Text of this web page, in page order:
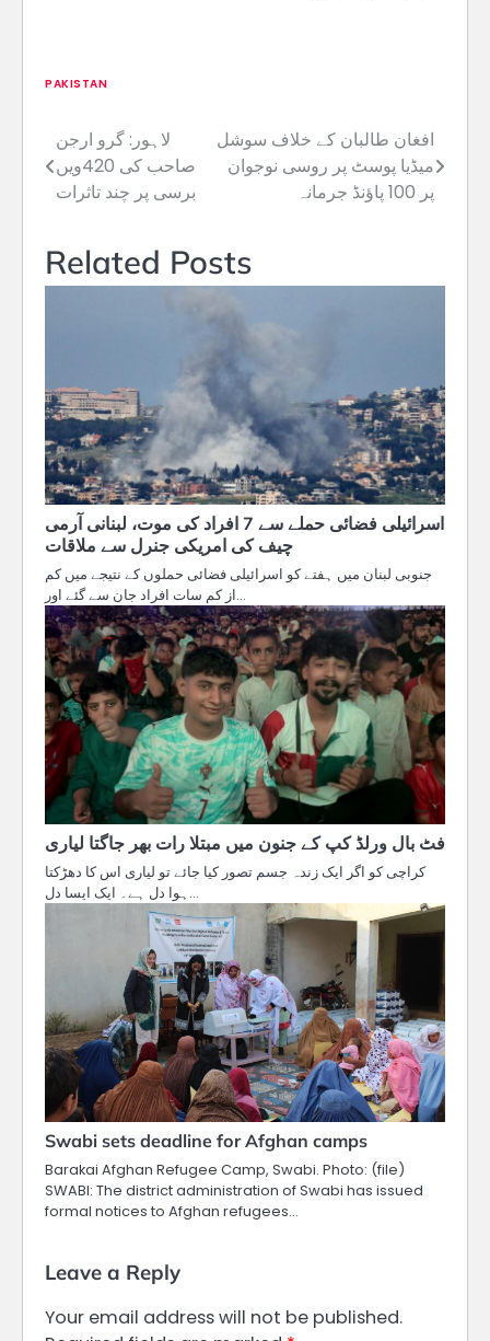
PAKISTAN
Post
navigation
لاہور: گرو ارجن
صاحب کی 420ویں
برسی پر چند تاثرات
افغان طالبان کے خلاف سوشل
میڈیا پوسٹ پر روسی نوجوان
پر 100 پاؤنڈ جرمانہ
Related Posts
اسرائیلی فضائی حملے سے 7 افراد کی موت، لبنانی آرمی
چیف کی امریکی جنرل سے ملاقات
جنوبی لبنان میں ہفتے کو اسرائیلی فضائی حملوں کے نتیجے میں کم
از کم سات افراد جان سے گئے اور…
فٹ بال ورلڈ کپ کے جنون میں مبتلا رات بھر جاگتا لیاری
کراچی کو اگر ایک زندہ جسم تصور کیا جائے تو لیاری اس کا دھڑکتا
ہوا دل ہے۔ ایک ایسا دل…
Swabi sets deadline for Afghan camps
Barakai Afghan Refugee Camp, Swabi. Photo: (file)
SWABI: The district administration of Swabi has issued
formal notices to Afghan refugees…
Leave a Reply
Your email address will not be published.